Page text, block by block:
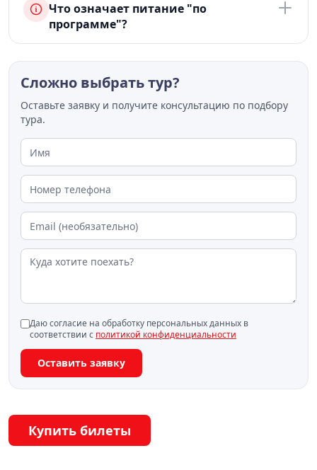
Что означает питание "по
программе"?
Сложно выбрать тур?
Оставьте заявку и получите консультацию по подбору
тура.
Даю согласие на обработку персональных данных в
соответствии с политикой конфиденциальности
Оставить заявку
Купить билеты